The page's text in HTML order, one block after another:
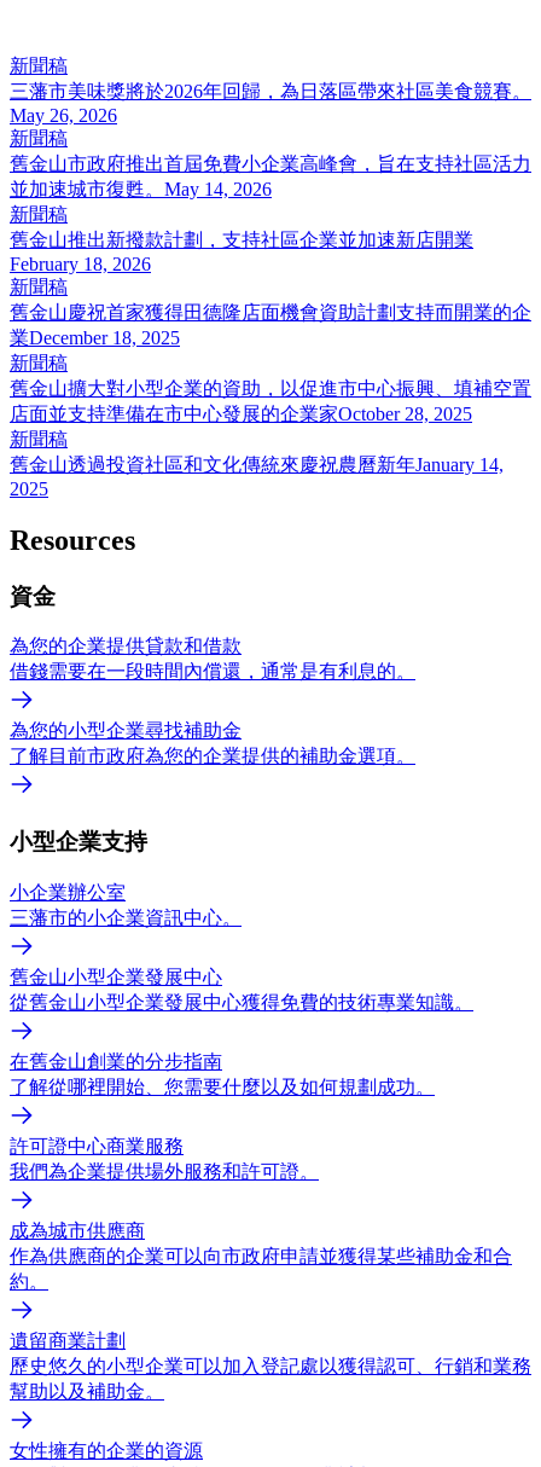
新聞稿
三藩市美味獎將於2026年回歸，為日落區帶來社區美食競賽。
May 26, 2026
新聞稿
舊金山市政府推出首屆免費小企業高峰會，旨在支持社區活力
並加速城市復甦。 May 14, 2026
新聞稿
舊金山推出新撥款計劃，支持社區企業並加速新店開業
February 18, 2026
新聞稿
舊金山慶祝首家獲得田德隆店面機會資助計劃支持而開業的企
業December 18, 2025
新聞稿
舊金山擴大對小型企業的資助，以促進市中心振興、填補空置
店面並支持準備在市中心發展的企業家October 28, 2025
新聞稿
舊金山透過投資社區和文化傳統來慶祝農曆新年January 14,
2025
Resources
資金
為您的企業提供貸款和借款
借錢需要在一段時間內償還，通常是有利息的。
為您的小型企業尋找補助金
了解目前市政府為您的企業提供的補助金選項。
小型企業支持
小企業辦公室
三藩市的小企業資訊中心。
舊金山小型企業發展中心
從舊金山小型企業發展中心獲得免費的技術專業知識。
在舊金山創業的分步指南
了解從哪裡開始、您需要什麼以及如何規劃成功。
許可證中心商業服務
我們為企業提供場外服務和許可證。
成為城市供應商
作為供應商的企業可以向市政府申請並獲得某些補助金和合
約。
遺留商業計劃
歷史悠久的小型企業可以加入登記處以獲得認可、行銷和業務
幫助以及補助金。
女性擁有的企業的資源